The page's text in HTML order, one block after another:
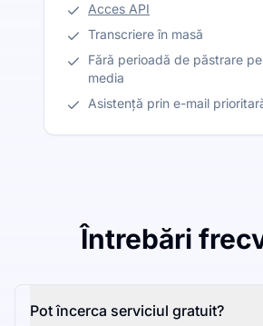
Acces API
Transcriere în masă
Fără perioadă de păstrare
media
Asistență prin e-mail
Întrebări
Pot încerca serviciul gratuit?